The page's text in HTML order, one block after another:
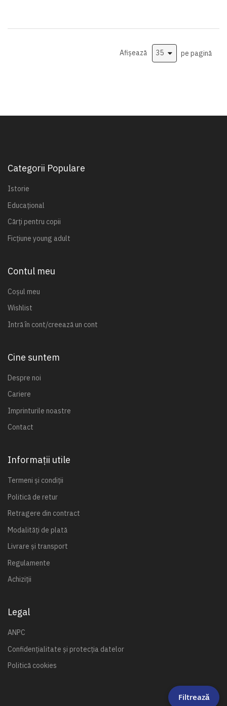
Afișează pe pagină
Categorii Populare
Istorie
Educațional
Cărți pentru copii
Ficțiune young adult
Contul meu
Coșul meu
Wishlist
Intră în cont/creează un cont
Cine suntem
Despre noi
Cariere
Imprinturile noastre
Contact
Informații utile
Termeni și condiții
Politică de retur
Retragere din contract
Modalități de plată
Livrare și transport
Regulamente
Achiziții
Legal
ANPC
Confidențialitate și protecția datelor
Politică cookies
Filtrează